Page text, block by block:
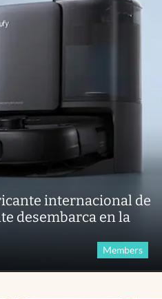
internacional de
desembarca en la
Members